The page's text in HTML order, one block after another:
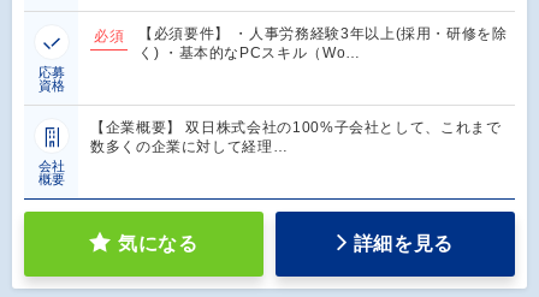
応募
資格
必須
【必須要件】 ・人事労務経験3年以上(採用・研修を除
く) ・基本的なPCスキル（Wo…
会社
概要
【企業概要】 双日株式会社の100%子会社として、これまで
数多くの企業に対して経理…
気になる 詳細を見る